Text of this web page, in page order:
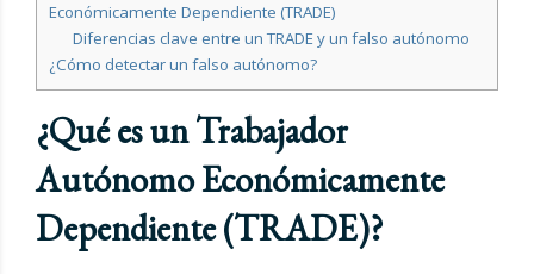
Económicamente Dependiente (TRADE)
Diferencias clave entre un TRADE y un falso autónomo
¿Cómo detectar un falso autónomo?
¿Qué es un Trabajador
Autónomo Económicamente
Dependiente (TRADE)?